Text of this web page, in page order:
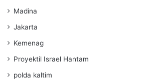
Madina
Jakarta
Kemenag
Proyektil Israel Hantam
polda kaltim